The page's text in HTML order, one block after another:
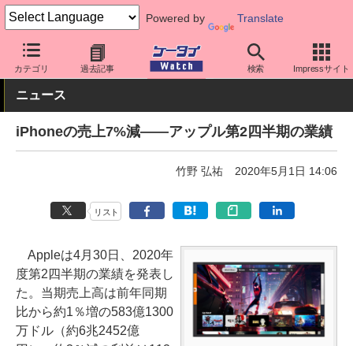
Powered by Translate
カテゴリ 過去記事 検索 Impressサイト
ケータイ Watch 業界動向 企業動向
ニュース
iPhoneの売上7%減――アップル第2四半期の業績
竹野 弘祐 2020年5月1日 14:06
リスト
Appleは4月30日、2020年
度第2四半期の業績を発表し
た。当期売上高は前年同期
比から約1％増の583億1300
万ドル（約6兆2452億